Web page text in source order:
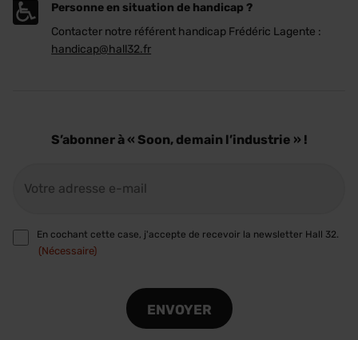
Personne en situation de handicap ?
Contacter notre référent handicap Frédéric Lagente :
handicap@hall32.fr
S’abonner à « Soon, demain l’industrie » !
mail
RGPD
(Nécessaire)
En cochant cette case, j'accepte de recevoir la newsletter Hall 32.
(Nécessaire)